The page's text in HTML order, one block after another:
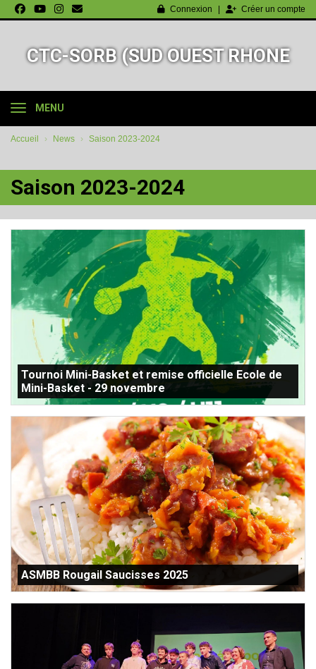
Connexion Créer un compte
CTC-SORB (SUD OUEST RHONE
MENU
Accueil News Saison 2023-2024
Saison 2023-2024
Tournoi Mini-Basket et remise officielle Ecole de
Mini-Basket - 29 novembre
ASMBB Rougail Saucisses 2025
Panneau de gestion des cookies